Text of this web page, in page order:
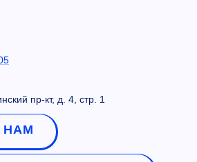
пр-кт, д. 4, стр. 1
НАМ